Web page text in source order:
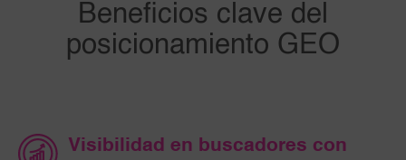
Beneficios clave del
posicionamiento GEO
Visibilidad en buscadores con